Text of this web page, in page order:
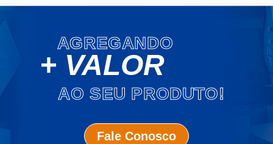
AGREGANDO
+ VALOR
AO SEU PRODUTO!
Fale Conosco